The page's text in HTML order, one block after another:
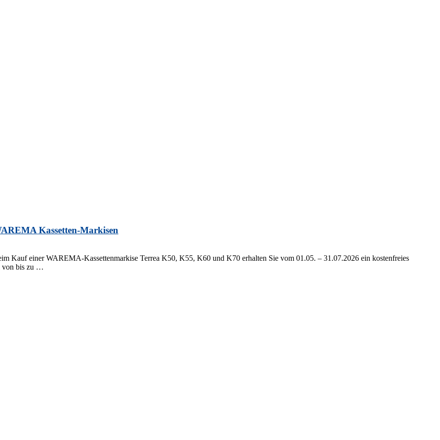
Kassetten-Markisen
Kauf einer WAREMA-Kassettenmarkise Terrea K50, K55, K60 und K70 erhalten Sie vom 01.05. – 31.07.2026 ein kostenfreies
von bis zu …